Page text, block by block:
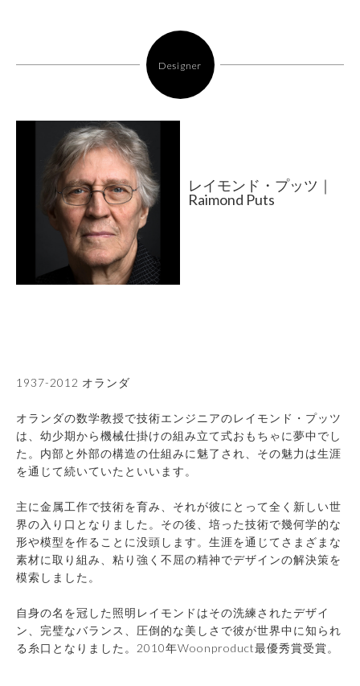
Designer
レイモンド・プッツ｜
Raimond Puts
1937-2012 オランダ
オランダの数学教授で技術エンジニアのレイモンド・プッツ
は、幼少期から機械仕掛けの組み立て式おもちゃに夢中でし
た。内部と外部の構造の仕組みに魅了され、その魅力は生涯
を通じて続いていたといいます。
主に金属工作で技術を育み、それが彼にとって全く新しい世
界の入り口となりました。その後、培った技術で幾何学的な
形や模型を作ることに没頭します。生涯を通じてさまざまな
素材に取り組み、粘り強く不屈の精神でデザインの解決策を
模索しました。
自身の名を冠した照明レイモンドはその洗練されたデザイ
ン、完璧なバランス、圧倒的な美しさで彼が世界中に知られ
る糸口となりました。2010年Woonproduct最優秀賞受賞。